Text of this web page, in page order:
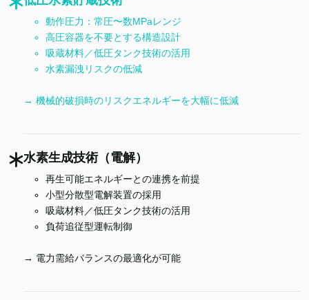
動作圧力：常圧〜数MPaレンジ
高圧容器を不要とする構造設計
吸蔵材料／低圧タンク技術の活用
水素漏洩リスクの低減
→ 機械的破損時のリスクエネルギーを大幅に低減
水素生成技術（電解）
再生可能エネルギーとの連携を前提
小型分散型電解装置の採用
吸蔵材料／低圧タンク技術の活用
負荷追従型運転制御
→ 電力需給バランスの最適化が可能